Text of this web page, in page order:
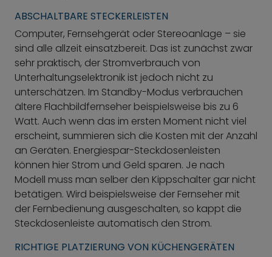
ABSCHALTBARE STECKERLEISTEN
Computer, Fernsehgerät oder Stereoanlage – sie
sind alle allzeit einsatzbereit. Das ist zunächst zwar
sehr praktisch, der Stromverbrauch von
Unterhaltungselektronik ist jedoch nicht zu
unterschätzen. Im Standby-Modus verbrauchen
ältere Flachbildfernseher beispielsweise bis zu 6
Watt. Auch wenn das im ersten Moment nicht viel
erscheint, summieren sich die Kosten mit der Anzahl
an Geräten. Energiespar-Steckdosenleisten
können hier Strom und Geld sparen. Je nach
Modell muss man selber den Kippschalter gar nicht
betätigen. Wird beispielsweise der Fernseher mit
der Fernbedienung ausgeschalten, so kappt die
Steckdosenleiste automatisch den Strom.
RICHTIGE PLATZIERUNG VON KÜCHENGERÄTEN